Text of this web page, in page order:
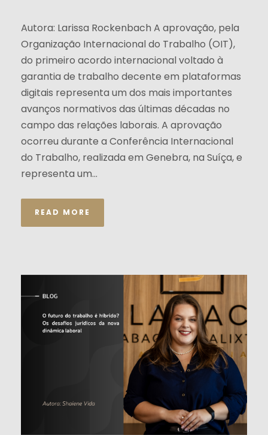
Autora: Larissa Rockenbach A aprovação, pela
Organização Internacional do Trabalho (OIT),
do primeiro acordo internacional voltado à
garantia de trabalho decente em plataformas
digitais representa um dos mais importantes
avanços normativos das últimas décadas no
campo das relações laborais. A aprovação
ocorreu durante a Conferência Internacional
do Trabalho, realizada em Genebra, na Suíça, e
representa um...
READ MORE